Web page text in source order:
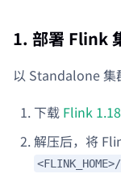
1. 部署 Flink
以 Standalone 集
下载 Flink
解压后，将